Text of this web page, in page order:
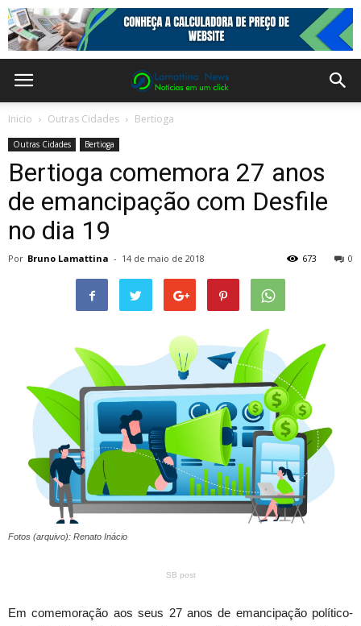
Inicio Outras Cidades Bertioga
Outras Cidades Bertioga
Bertioga comemora 27 anos
de emancipação com Desfile
no dia 19
Por Bruno Lamattina - 14 de maio de 2018 0
673
Fotos (arquivo): Renato Inácio
SB post
Em comemoração aos seus 27 anos de emancipação político-